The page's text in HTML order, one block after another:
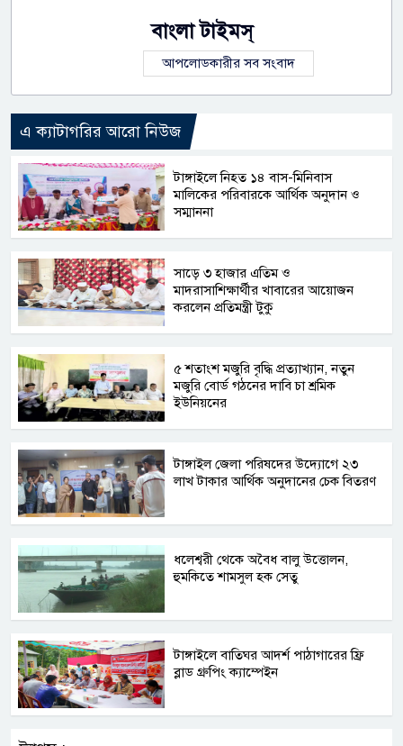
বাংলা টাইমস্
আপলোডকারীর সব সংবাদ
এ ক্যাটাগরির আরো নিউজ
টাঙ্গাইলে নিহত ১৪ বাস-মিনিবাস
মালিকের পরিবারকে আর্থিক অনুদান ও
সম্মাননা
সাড়ে ৩ হাজার এতিম ও
মাদরাসাশিক্ষার্থীর খাবারের আয়োজন
করলেন প্রতিমন্ত্রী টুকু
৫ শতাংশ মজুরি বৃদ্ধি প্রত্যাখ্যান, নতুন
মজুরি বোর্ড গঠনের দাবি চা শ্রমিক
ইউনিয়নের
টাঙ্গাইল জেলা পরিষদের উদ্যোগে ২৩
লাখ টাকার আর্থিক অনুদানের চেক বিতরণ
ধলেশ্বরী থেকে অবৈধ বালু উত্তোলন,
হুমকিতে শামসুল হক সেতু
টাঙ্গাইলে বাতিঘর আদর্শ পাঠাগারের ফ্রি
ব্লাড গ্রুপিং ক্যাম্পেইন